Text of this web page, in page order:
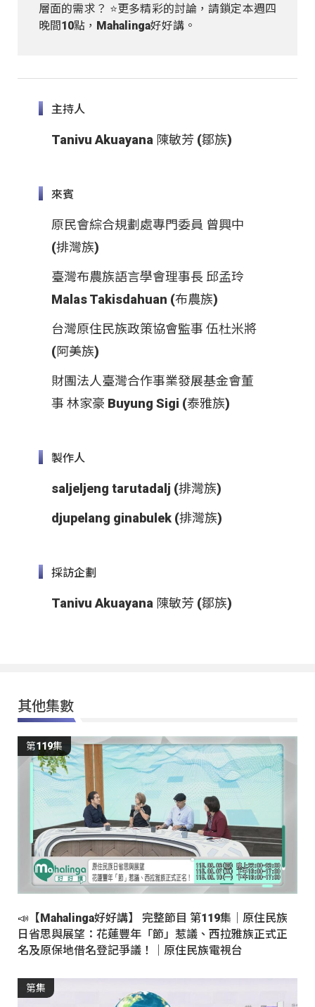
層面的需求？ ⭐️更多精彩的討論，請鎖定本週四
晚間10點，Mahalinga好好講。
主持人
Tanivu Akuayana 陳敏芳 (鄒族)
來賓
原民會綜合規劃處專門委員 曾興中
(排灣族)
臺灣布農族語言學會理事長 邱孟玲
Malas Takisdahuan (布農族)
台灣原住民族政策協會監事 伍杜米將
(阿美族)
財團法人臺灣合作事業發展基金會董
事 林家豪 Buyung Sigi (泰雅族)
製作人
saljeljeng tarutadalj (排灣族)
djupelang ginabulek (排灣族)
採訪企劃
Tanivu Akuayana 陳敏芳 (鄒族)
其他集數
第119集
📣【Mahalinga好好講】 完整節目 第119集｜原住民族
日省思與展望：花蓮豐年「節」惹議、西拉雅族正式正
名及原保地借名登記爭議！｜原住民族電視台
第集